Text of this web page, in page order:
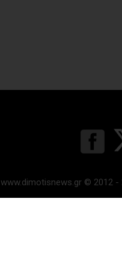
www.dimotisnews.gr © 2012 -